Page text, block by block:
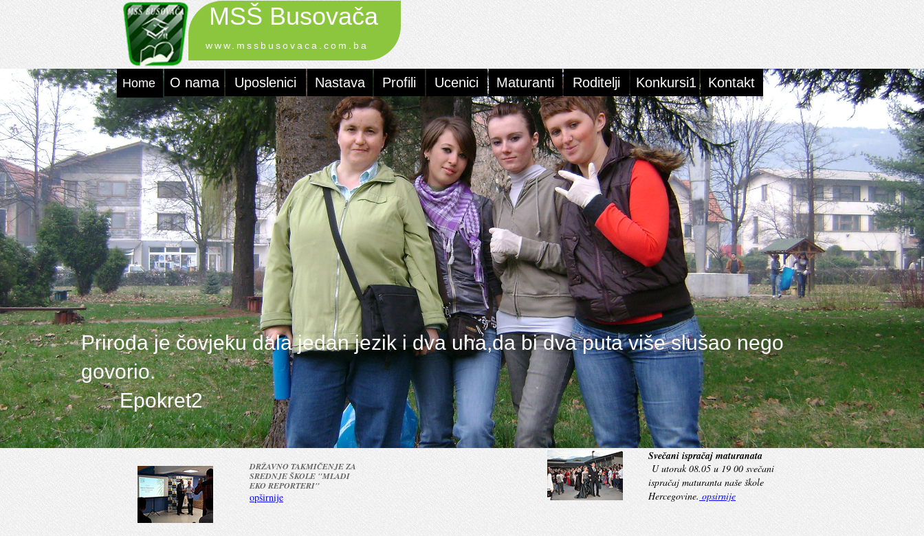
MSŠ Busovača
www.mssbusovaca.com.ba
Priroda je čovjeku dala jedan jezik i dva uha,da bi dva puta više slušao nego
govorio.
Epokret2
Home O nama Uposlenici Nastava Profili Ucenici Maturanti Roditelji Konkursi1 Kontakt
Svečani ispračaj maturanata
U utorak 08.05 u 19 00 svečani
Mladi i naslijedje
U srijedu 12. 09. 2018. godine u Muzeju Franjevačkog
samostana Duha Svetoga u Fojnici...
DRŽAVNO TAKMIČENJE ZA
SREDNJE ŠKOLE "MLADI
Školski izleti
I ove školske godine prema
organizovani su jednodnevni izleti
FESTIVAL RADA
U subotu 5.maja 2018.godine
učenici naše škole su zajedno
Prijateljska utakmica sa učenicima SMŠ "Zijah
Dizdarević" Fojnica
Učenici naše škole polaznici
nogometne sekcije u srijedu